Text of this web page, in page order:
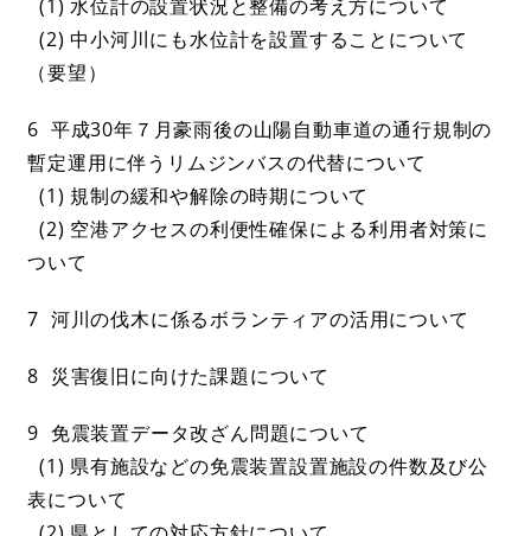
(1) 水位計の設置状況と整備の考え方について
(2) 中小河川にも水位計を設置することについて
（要望）
6 平成30年７月豪雨後の山陽自動車道の通行規制の
暫定運用に伴うリムジンバスの代替について
(1) 規制の緩和や解除の時期について
(2) 空港アクセスの利便性確保による利用者対策に
ついて
7 河川の伐木に係るボランティアの活用について
8 災害復旧に向けた課題について
9 免震装置データ改ざん問題について
(1) 県有施設などの免震装置設置施設の件数及び公
表について